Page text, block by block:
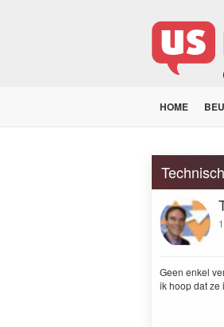
HOME
Geen enkel
ik hoop dat ze